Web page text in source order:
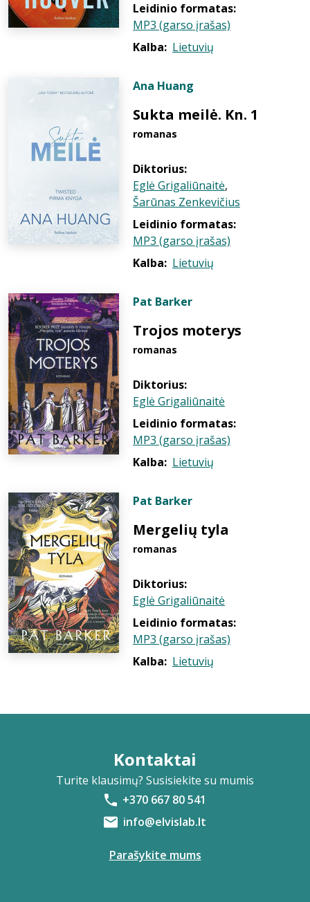
Leidinio formatas:
MP3 (garso įrašas)
Kalba: Lietuvių
Ana Huang
Sukta meilė. Kn. 1
romanas
Diktorius:
Eglė Grigaliūnaitė,
Šarūnas Zenkevičius
Leidinio formatas:
MP3 (garso įrašas)
Kalba: Lietuvių
Pat Barker
Trojos moterys
romanas
Diktorius:
Eglė Grigaliūnaitė
Leidinio formatas:
MP3 (garso įrašas)
Kalba: Lietuvių
Pat Barker
Mergelių tyla
romanas
Diktorius:
Eglė Grigaliūnaitė
Leidinio formatas:
MP3 (garso įrašas)
Kalba: Lietuvių
Kontaktai
Turite klausimų? Susisiekite su mumis
+370 667 80 541
info@elvislab.lt
Parašykite mums